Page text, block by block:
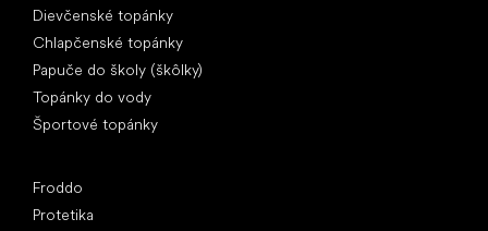
Dievčenské topánky
Chlapčenské topánky
Papuče do školy (škôlky)
Topánky do vody
Športové topánky
Froddo
Protetika